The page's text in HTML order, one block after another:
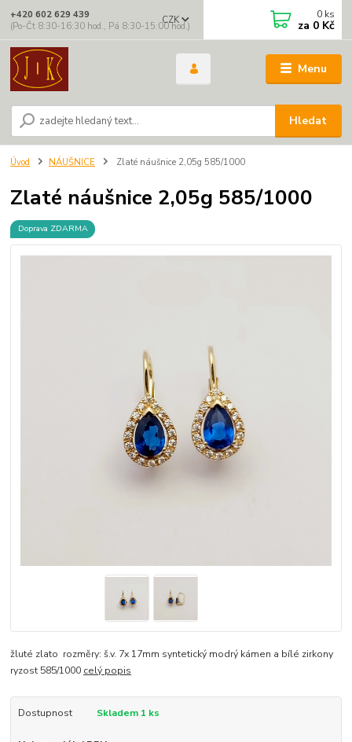
Menu
CZK
Hledat
+420 602 629 439
(Po-Čt 8:30-16:30 hod., Pá 8:30-15:00 hod.)
0 ks
za 0 Kč
Úvod NÁUŠNICE Zlaté náušnice 2,05g 585/1000
Zlaté náušnice 2,05g 585/1000
Doprava ZDARMA
žluté zlato rozměry: š.v. 7x 17mm syntetický modrý kámen a bílé zirkony
ryzost 585/1000 celý popis
Dostupnost Skladem 1 ks